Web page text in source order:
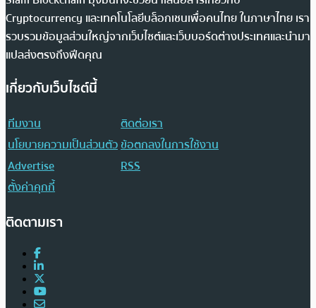
Cryptocurrency และเทคโนโลยีบล็อกเชนเพื่อคนไทย ในภาษาไทย เรา
รวบรวมข้อมูลส่วนใหญ่จากเว็บไซต์และเว็บบอร์ดต่างประเทศและนำมา
แปลส่งตรงถึงฟีดคุณ
เกี่ยวกับเว็บไซต์นี้
ทีมงาน
ติดต่อเรา
นโยบายความเป็นส่วนตัวข้อตกลงในการใช้งาน
Advertise
RSS
ตั้งค่าคุกกี้
ติดตามเรา